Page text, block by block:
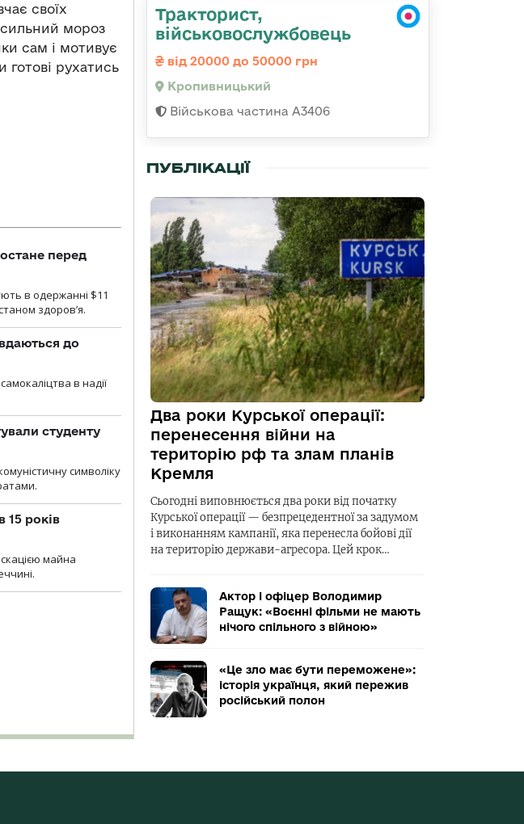
своїх
сильний мороз
сам і мотивує
рухатись
перед
в одержанні $11
здоров’я.
до
в надії
студенту
символіку
років
майна
Тракторист,
військовослужбовець
від 20000 до 50000 грн
Кропивницький
Військова частина А3406
ПУБЛІКАЦІЇ
Два роки Курської операції:
перенесення війни на
територію рф та злам планів
Кремля
Сьогодні виповнюється два роки від початку
Курської операції — безпрецедентної за задумом
і виконанням кампанії, яка перенесла бойові дії
на територію держави-агресора. Цей крок…
Актор і офіцер Володимир
Ращук: «Воєнні фільми не мають
нічого спільного з війною»
«Це зло має бути переможене»:
історія українця, який пережив
російський полон